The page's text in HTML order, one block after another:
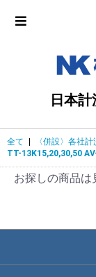
日本
全て 〈併設〉各社
TT-13K15,20,30,50
お探しの商品は